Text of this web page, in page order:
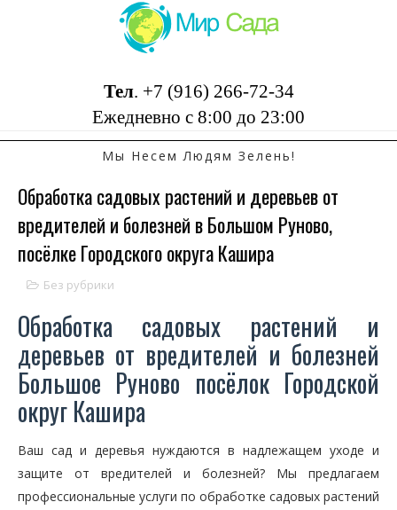
Тел. +7 (916) 266-72-34
Ежедневно с 8:00 до 23:00
Мы Несем Людям Зелень!
Обработка садовых растений и деревьев от
вредителей и болезней в Большом Руново,
посёлке Городского округа Кашира
Без рубрики
Обработка садовых растений и
деревьев от вредителей и болезней
Большое Руново посёлок Городской
округ Кашира
Ваш сад и деревья нуждаются в надлежащем уходе и
защите от вредителей и болезней? Мы предлагаем
профессиональные услуги по обработке садовых растений